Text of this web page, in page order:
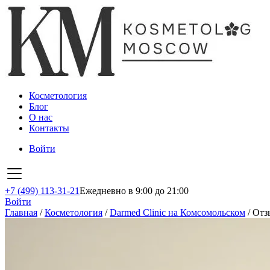
Косметология
Блог
О нас
Контакты
Войти
+7 (499) 113-31-21Ежедневно в 9:00 до 21:00
Войти
Главная /Косметология /Darmed Clinic на Комсомольском /